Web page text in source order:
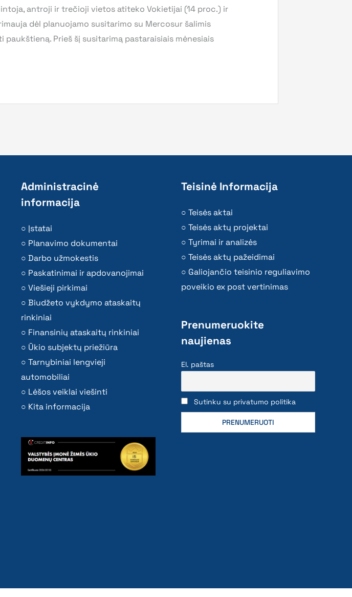
antroji ir trečioji vietos atiteko Vokietijai (14 proc.) ir
dėl planuojamo susitarimo su Mercosur šalimis
Prieš šį susitarimą pastaraisiais mėnesiais
Administracinė
informacija
Įstatai
Planavimo dokumentai
Darbo užmokestis
Paskatinimai ir apdovanojimai
Viešieji pirkimai
Biudžeto vykdymo ataskaitų
rinkiniai
Finansinių ataskaitų rinkiniai
Ūkio subjektų priežiūra
Tarnybiniai lengvieji
automobiliai
Lėšos veiklai viešinti
Kita informacija
Teisinė Informacija
Teisės aktai
Teisės aktų projektai
Tyrimai ir analizės
Teisės aktų pažeidimai
Galiojančio teisinio reguliavimo
poveikio ex post vertinimas
Prenumeruokite
naujienas
El. paštas
Sutinku su privatumo politika